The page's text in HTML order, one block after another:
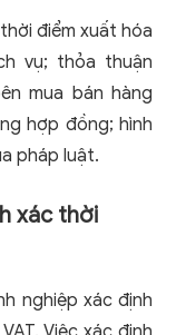
điểm xuất hóa
vụ; thỏa thuận
mua bán hàng
hợp đồng; hình
pháp luật.
xác thời
nghiệp xác định